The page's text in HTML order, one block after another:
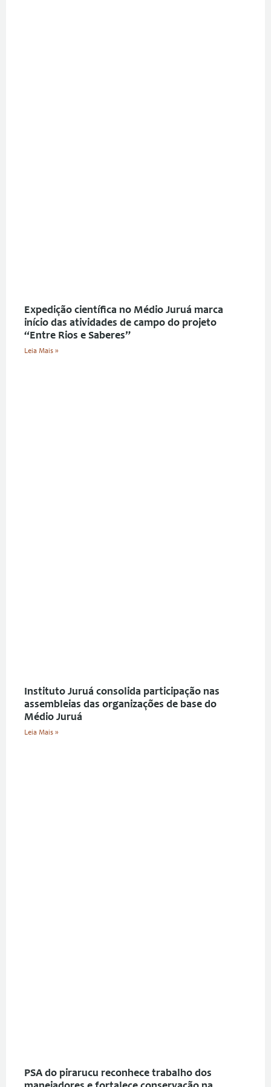
Expedição científica no Médio Juruá marca
início das atividades de campo do projeto
“Entre Rios e Saberes”
Leia Mais »
Instituto Juruá consolida participação nas
assembleias das organizações de base do
Médio Juruá
Leia Mais »
PSA do pirarucu reconhece trabalho dos